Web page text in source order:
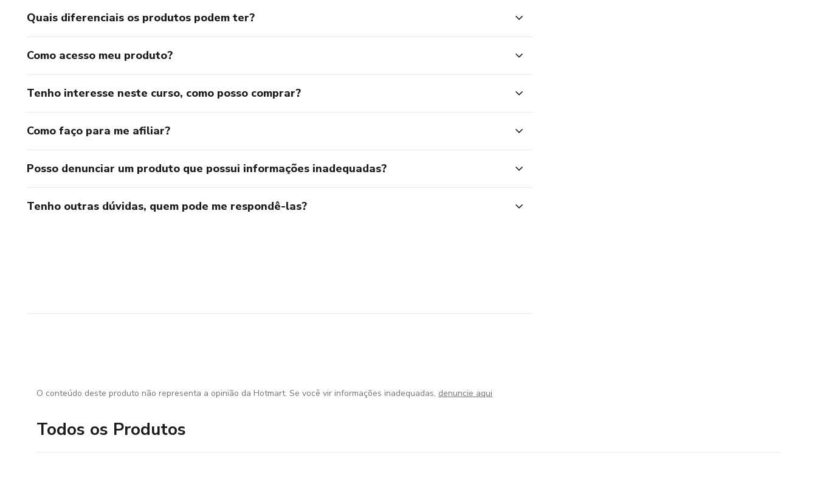
Quais diferenciais os produtos podem ter?
Como acesso meu produto?
Tenho interesse neste curso, como posso comprar?
Como faço para me afiliar?
Posso denunciar um produto que possui informações inadequadas?
Tenho outras dúvidas, quem pode me respondê-las?
O conteúdo deste produto não representa a opinião da Hotmart. Se você vir informações inadequadas, denuncie aqui
Todos os Produtos